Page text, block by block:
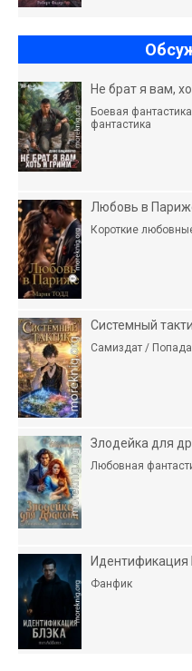
Не брат я вам,
Боевая
фантастика
Любовь в
Короткие
Системный
Самиздат /
Злодейка для
Любовная
Идентификация
Фанфик